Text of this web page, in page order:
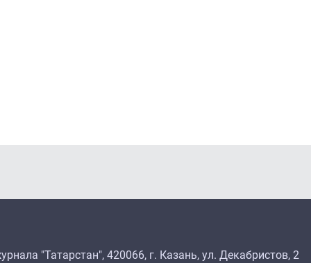
"Татарстан", 420066, г. Казань, ул. Декабристов, 2